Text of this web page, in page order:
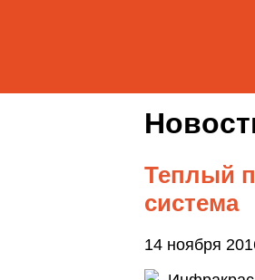
Теплый
система
14 ноября